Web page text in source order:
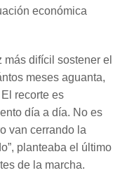
económica
más difícil sostener el
meses aguanta,
recorte es
día a día. No es
van cerrando la
planteaba el último
de la marcha.